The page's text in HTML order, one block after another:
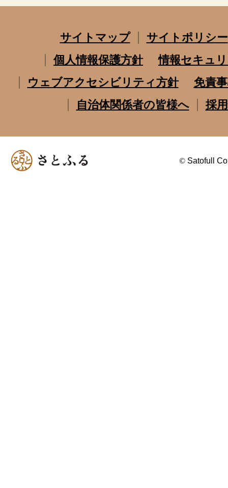
サイトマップ
サイトポリシー
個人情報保護方針
情報セキュ
ウェブアクセシビリティ方針
免責
自治体関係者の皆様へ
採
© Satofull